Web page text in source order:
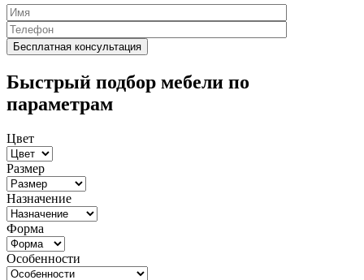
Быстрый подбор мебели по
параметрам
Цвет
Размер
Назначение
Форма
Особенности